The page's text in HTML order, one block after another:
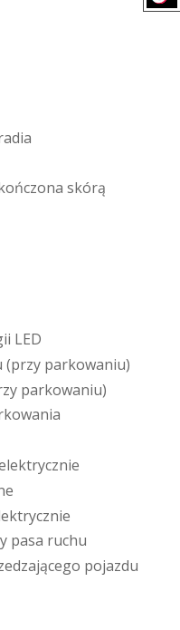
adia
ończona skórą
ii LED
(przy parkowaniu)
zy parkowaniu)
kowania
lektrycznie
e
ektrycznie
y pasa ruchu
edzającego pojazdu